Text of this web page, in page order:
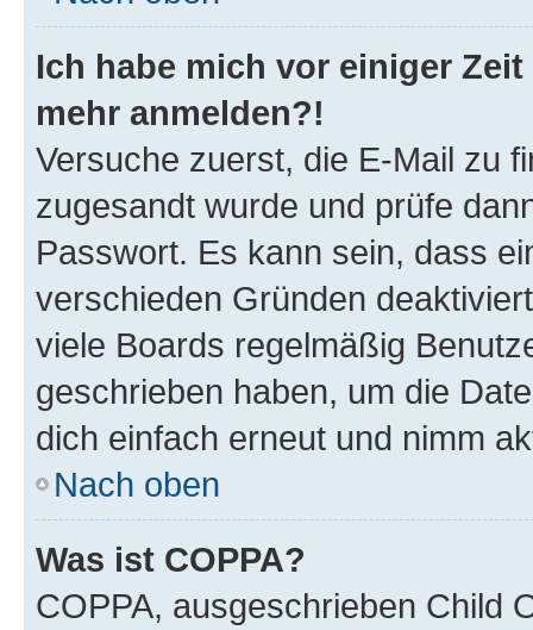
Ich habe mich vor einiger
mehr anmelden?!
Versuche zuerst, die E-Mail zu
zugesandt wurde und prüfe
Passwort. Es kann sein, dass
verschieden Gründen
viele Boards regelmäßig
geschrieben haben, um die
dich einfach erneut und nimm
Nach oben
Was ist COPPA?
COPPA, ausgeschrieben Child